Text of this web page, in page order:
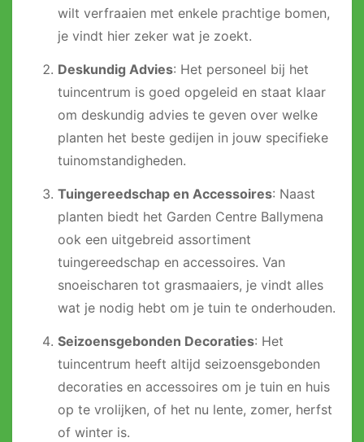
wilt verfraaien met enkele prachtige bomen,
je vindt hier zeker wat je zoekt.
Deskundig Advies: Het personeel bij het
tuincentrum is goed opgeleid en staat klaar
om deskundig advies te geven over welke
planten het beste gedijen in jouw specifieke
tuinomstandigheden.
Tuingereedschap en Accessoires: Naast
planten biedt het Garden Centre Ballymena
ook een uitgebreid assortiment
tuingereedschap en accessoires. Van
snoeischaren tot grasmaaiers, je vindt alles
wat je nodig hebt om je tuin te onderhouden.
Seizoensgebonden Decoraties: Het
tuincentrum heeft altijd seizoensgebonden
decoraties en accessoires om je tuin en huis
op te vrolijken, of het nu lente, zomer, herfst
of winter is.